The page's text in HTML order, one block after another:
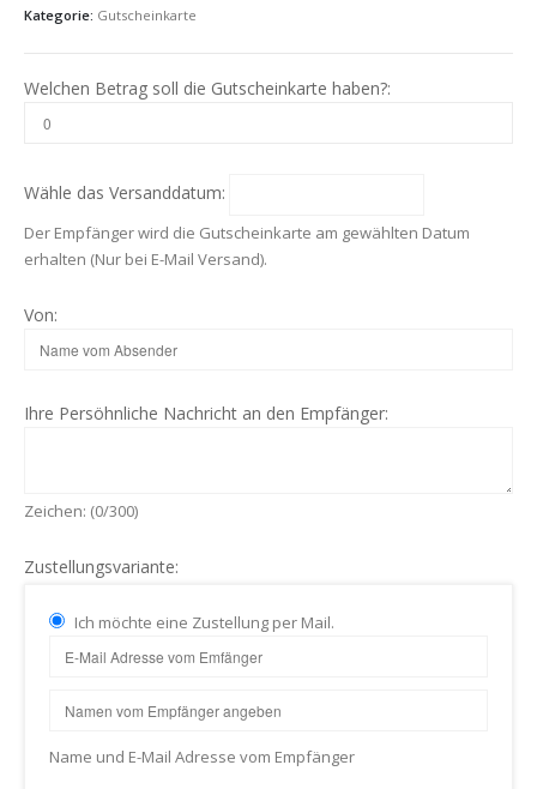
Kategorie: Gutscheinkarte
Welchen Betrag soll die Gutscheinkarte haben?:
Wähle das Versanddatum:
Der Empfänger wird die Gutscheinkarte am gewählten Datum
erhalten (Nur bei E-Mail Versand).
Von:
Ihre Persöhnliche Nachricht an den Empfänger:
Zeichen: (0/300)
Zustellungsvariante:
Ich möchte eine Zustellung per Mail.
Name und E-Mail Adresse vom Empfänger